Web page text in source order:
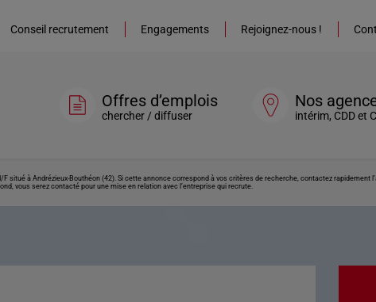
Conseil recrutement Engagements Rejoignez-nous !
Offres d’emplois
chercher / diffuser
Nos
intérim, CDD et
F situé à Andrézieux-Bouthéon (42). Si cette annonce correspond à vos critères de recherche, contactez
vous serez contacté pour une mise en relation avec l’entreprise qui recrute.